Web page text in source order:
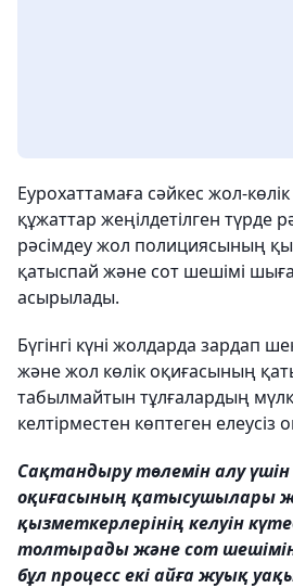
Еурохаттамаға сәйкес жол-
құжаттар жеңілдетілген түрде
рәсімдеу жол полициясының
қатыспай және сот шешімі
асырылады.
Бүгінгі күні жолдарда зардап
және жол көлік оқиғасының
табылмайтын тұлғалардың
келтірместен көптеген елеусіз
Сақтандыру төлемін алу үшін
оқиғасының қатысушылары
қызметкерлерінің келуін
толтырады және сот шешімін
бұл процесс екі айға жуық